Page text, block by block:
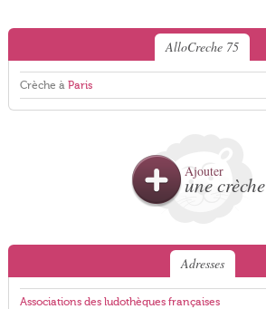
AlloCreche 75
Crèche à Paris
Ajouter
une crèche
Adresses
Associations des ludothèques françaises